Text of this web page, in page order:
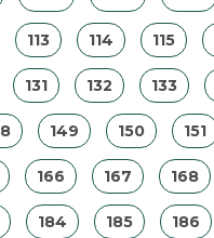
113 114 115
131 132 133
149 150 151
166 167 168
184 185 186